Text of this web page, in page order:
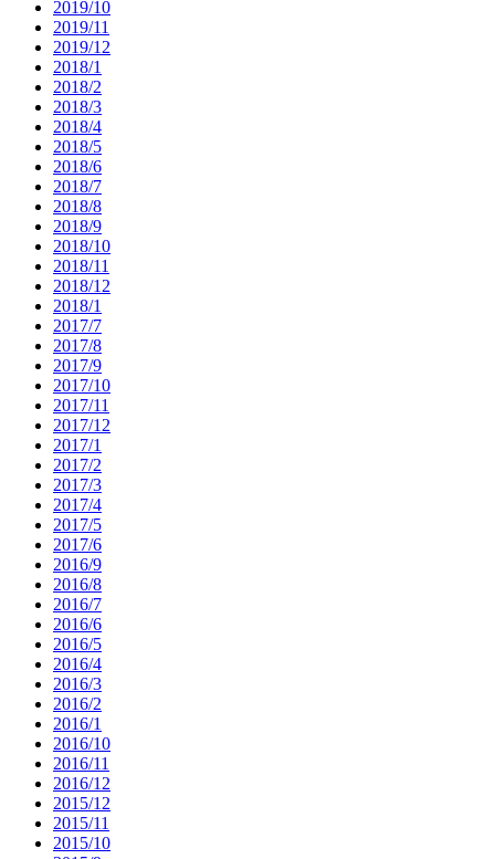
2019/10
2019/11
2019/12
2018/1
2018/2
2018/3
2018/4
2018/5
2018/6
2018/7
2018/8
2018/9
2018/10
2018/11
2018/12
2018/1
2017/7
2017/8
2017/9
2017/10
2017/11
2017/12
2017/1
2017/2
2017/3
2017/4
2017/5
2017/6
2016/9
2016/8
2016/7
2016/6
2016/5
2016/4
2016/3
2016/2
2016/1
2016/10
2016/11
2016/12
2015/12
2015/11
2015/10